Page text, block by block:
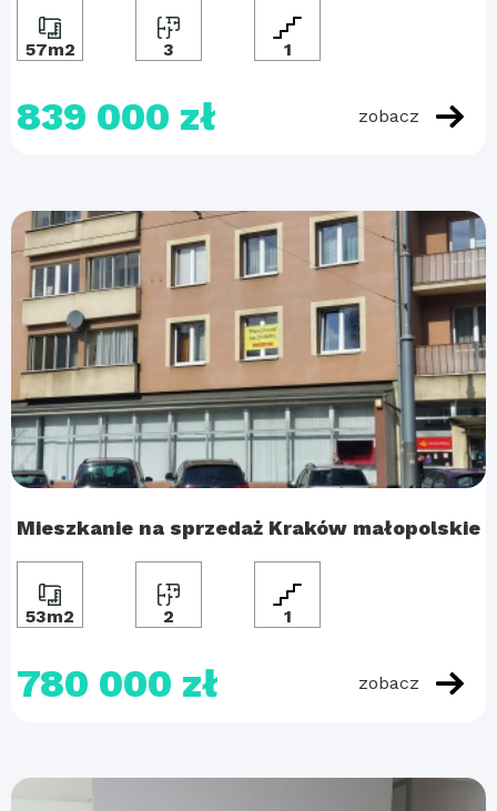
57m2 3 1
839 000 zł zobacz
Mieszkanie na sprzedaż Kraków małopolskie
53m2 2 1
780 000 zł zobacz